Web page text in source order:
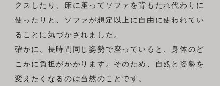
クスしたり、床に座ってソファを背もたれ代わりに
使ったりと、ソファが想定以上に自由に使われてい
ることに気づかされました。
確かに、長時間同じ姿勢で座っていると、身体のど
こかに負担がかかります。そのため、自然と姿勢を
変えたくなるのは当然のことです。